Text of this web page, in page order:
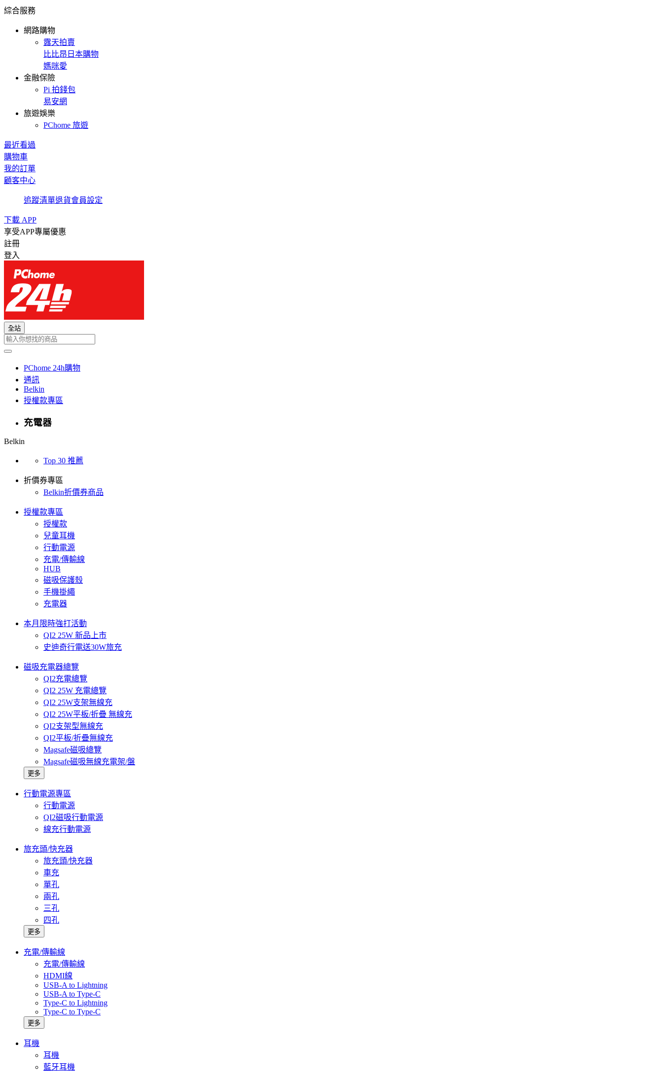
綜合服務
網路購物
露天拍賣
比比昂日本購物
媽咪愛
金融保險
Pi 拍錢包
易安網
旅遊娛樂
PChome 旅遊
最近看過
購物車
我的訂單
顧客中心
追蹤清單退貨會員設定
下載 APP
享受APP專屬優惠
註冊
登入
全站
PChome 24h購物
通訊
Belkin
授權款專區
充電器
Belkin
Top 30 推薦
折價券專區
Belkin折價券商品
授權款專區
授權款
兒童耳機
行動電源
充電/傳輸線
HUB
磁吸保護殼
手機掛繩
充電器
本月限時強打活動
QI2 25W 新品上市
史迪奇行電送30W旅充
磁吸充電器總覽
QI2充電總覽
QI2 25W 充電總覽
QI2 25W支架無線充
QI2 25W平板/折疊 無線充
QI2支架型無線充
QI2平板/折疊無線充
Magsafe磁吸總覽
Magsafe磁吸無線充電架/盤
更多
行動電源專區
行動電源
QI2磁吸行動電源
線充行動電源
旅充頭/快充器
旅充頭/快充器
車充
單孔
兩孔
三孔
四孔
更多
充電/傳輸線
充電/傳輸線
HDMI線
USB-A to Lightning
USB-A to Type-C
Type-C to Lightning
Type-C to Type-C
更多
耳機
耳機
藍牙耳機